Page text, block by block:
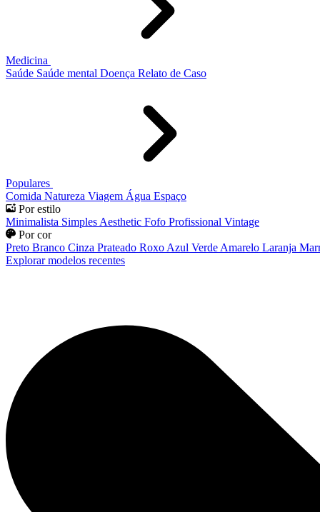
Medicina
Saúde Saúde mental Doença Relato de Caso
Populares
Comida Natureza Viagem Água Espaço
Por estilo
Minimalista Simples Aesthetic Fofo Profissional Vintage
Por cor
Preto Branco Cinza Prateado Roxo Azul Verde Amarelo Laranja
Explorar modelos recentes